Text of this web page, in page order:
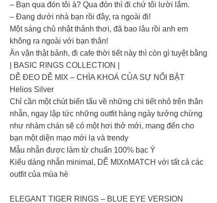
– Bạn qua đón tôi à? Qua đón thì đi chứ tôi lười lắm.
– Đang dưới nhà bạn rồi đây, ra ngoài đi!
Một sáng chủ nhật thảnh thơi, đã bao lâu rồi anh em
không ra ngoài với bạn thân!
Ăn vận thật bảnh, đi cafe thời tiết này thì còn gì tuyệt bằng
| BASIC RINGS COLLECTION |
DỄ ĐEO DỄ MIX – CHÌA KHOÁ CỦA SỰ NỔI BẬT
Helios Silver
Chỉ cần một chút biến tấu về những chi tiết nhỏ trên thân
nhẫn, ngay lập tức những outfit hàng ngày tưởng chừng
như nhàm chán sẽ có một hơi thở mới, mang đến cho
bạn một diện mạo mới lạ và trendy
Mẫu nhẫn được làm từ chuẩn 100% bạc Ý
Kiểu dáng nhẫn minimal, DỄ MIXnMATCH với tất cả các
outfit của mùa hè
ELEGANT TIGER RINGS – BLUE EYE VERSION